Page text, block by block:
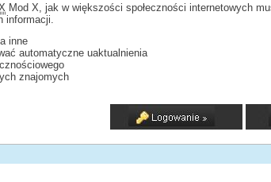
Mod X, jak w większości społeczności internetowych
informacji.
inne
automatyczne uaktualnienia
znajomych